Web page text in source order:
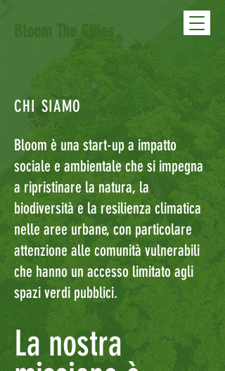
Bloom The Cities
CHI SIAMO
Bloom è una start-up a impatto
sociale e ambientale che si impegna
a ripristinare la natura, la
biodiversità e la resilienza climatica
nelle aree urbane, con particolare
attenzione alle comunità vulnerabili
che hanno un accesso limitato agli
spazi verdi pubblici.
La nostra